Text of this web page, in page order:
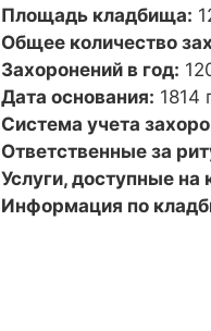
Площадь кладбища:
Общее количество
Захоронений в год:
Дата основания: 1814
Система учета
Ответственные за
Услуги, доступные на
Информация по